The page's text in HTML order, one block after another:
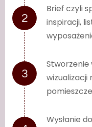
Brief czyli
inspiracji,
wizualizacji
Wysłanie